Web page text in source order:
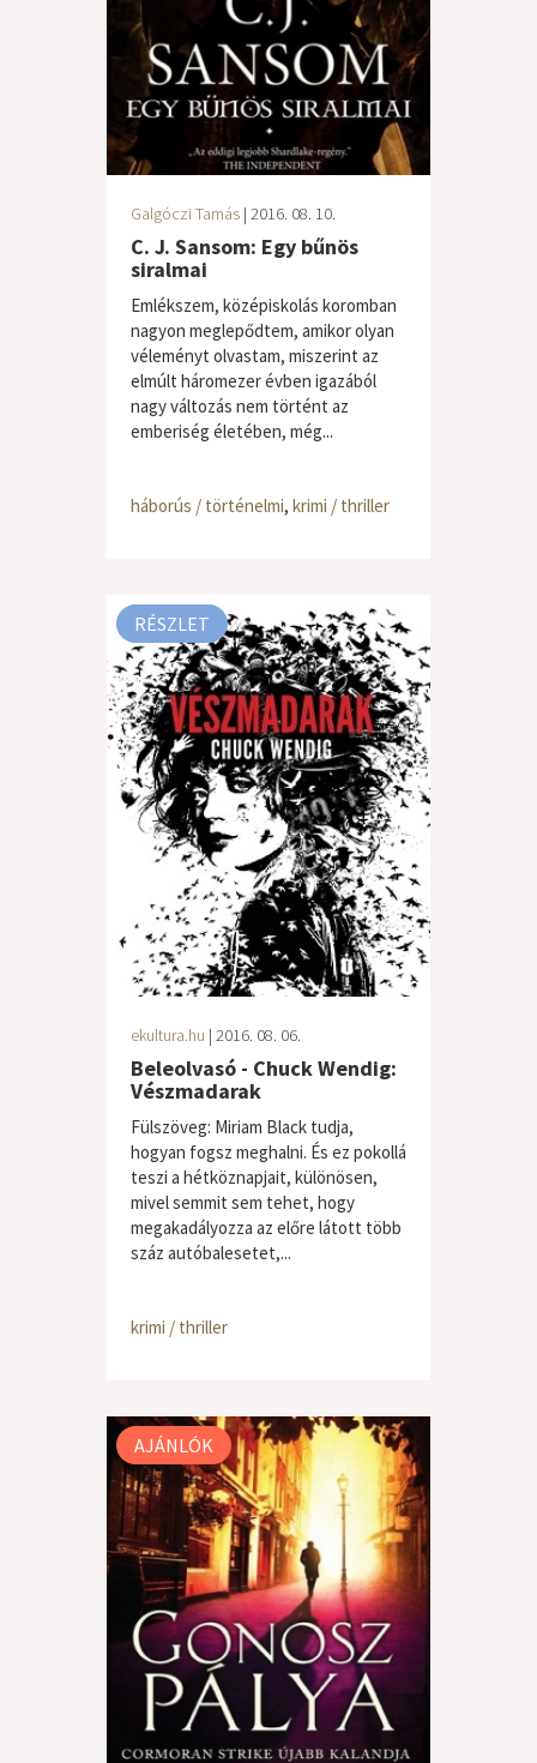
Galgóczi Tamás | 2016. 08. 10.
C. J. Sansom: Egy bűnös
siralmai
Emlékszem, középiskolás koromban
nagyon meglepődtem, amikor olyan
véleményt olvastam, miszerint az
elmúlt háromezer évben igazából
nagy változás nem történt az
emberiség életében, még...
háborús / történelmi, krimi / thriller
RÉSZLET
ekultura.hu | 2016. 08. 06.
Beleolvasó - Chuck Wendig:
Vészmadarak
Fülszöveg: Miriam Black tudja,
hogyan fogsz meghalni. És ez pokollá
teszi a hétköznapjait, különösen,
mivel semmit sem tehet, hogy
megakadályozza az előre látott több
száz autóbalesetet,...
krimi / thriller
AJÁNLÓK